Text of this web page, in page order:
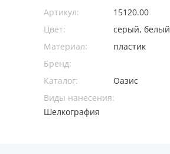
Артикул:
15120.00
Цвет:
серый, белый
Материал:
пластик
Бренд:
Каталог:
Оазис
Виды нанесения:
Шелкография